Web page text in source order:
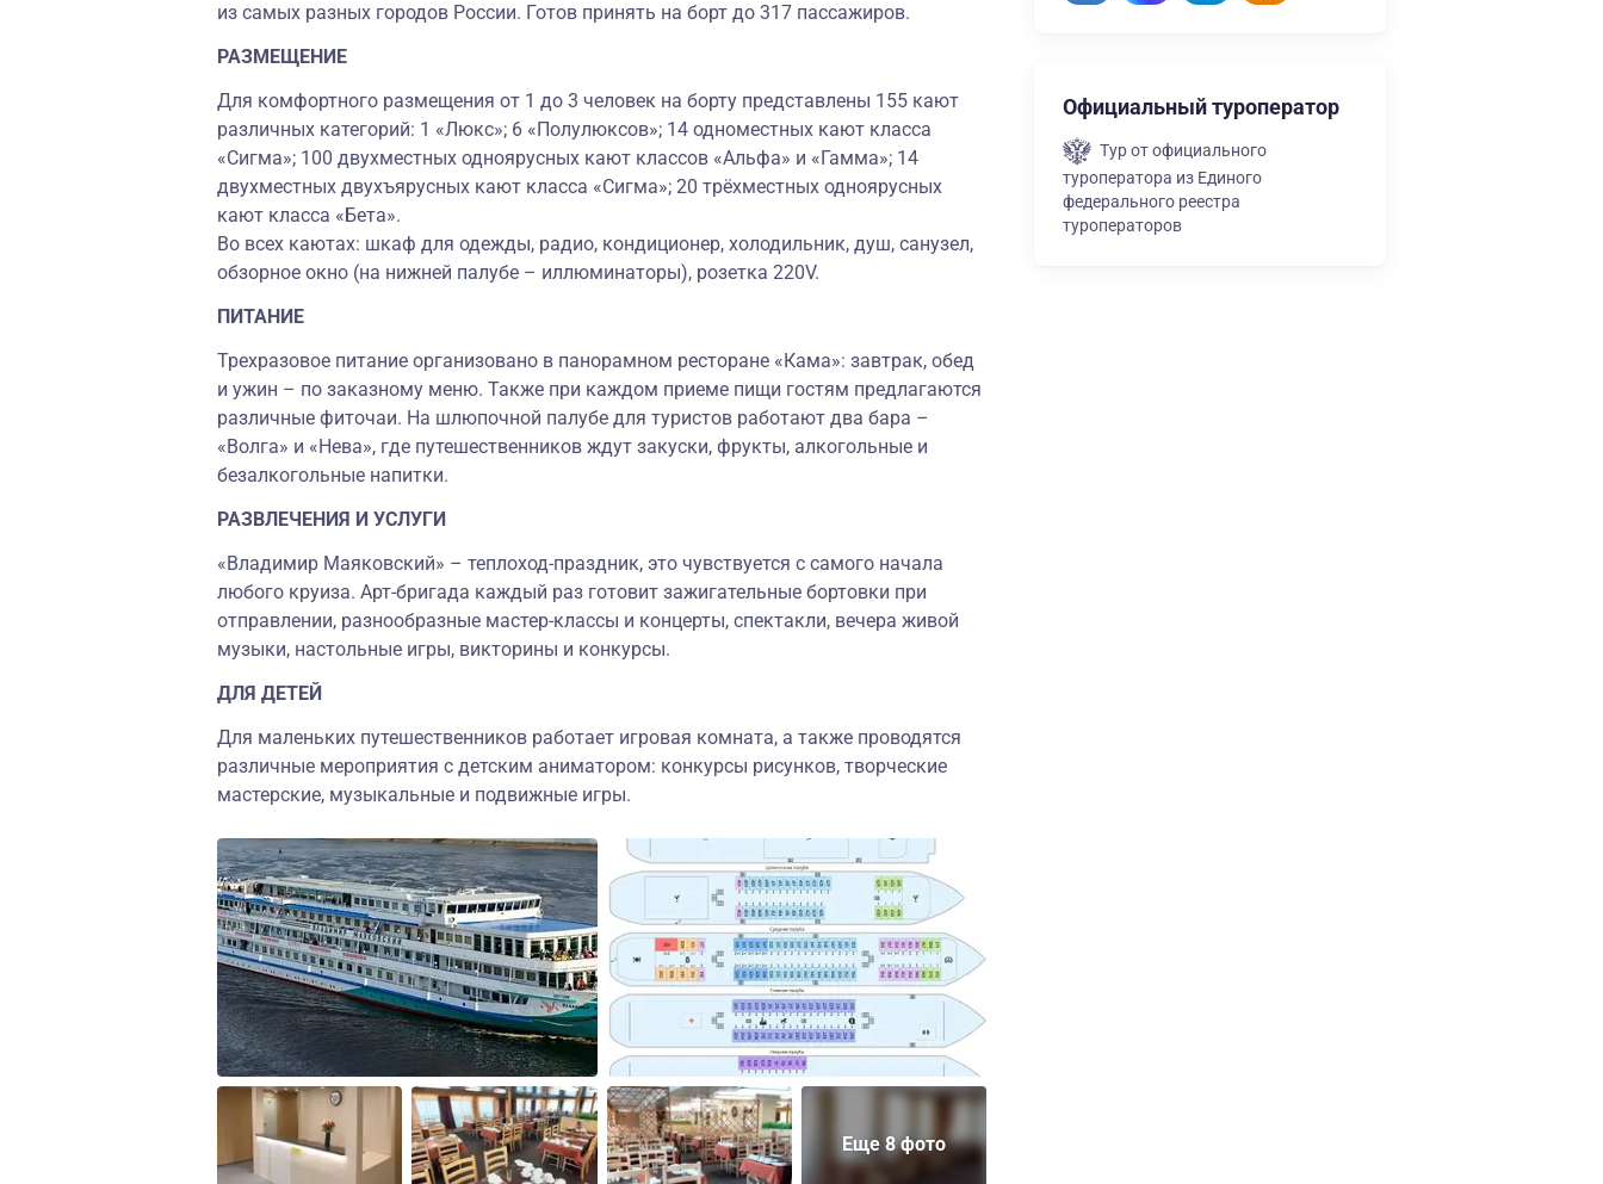
из самых разных городов России. Готов принять на борт до 317 пассажиров.
РАЗМЕЩЕНИЕ
Для комфортного размещения от 1 до 3 человек на борту представлены 155 кают
различных категорий: 1 «Люкс»; 6 «Полулюксов»; 14 одноместных кают класса
«Сигма»; 100 двухместных одноярусных кают классов «Альфа» и «Гамма»; 14
двухместных двухъярусных кают класса «Сигма»; 20 трёхместных одноярусных
кают класса «Бета».
Во всех каютах: шкаф для одежды, радио, кондиционер, холодильник, душ, санузел,
обзорное окно (на нижней палубе – иллюминаторы), розетка 220V.
ПИТАНИЕ
Трехразовое питание организовано в панорамном ресторане «Кама»: завтрак, обед
и ужин – по заказному меню. Также при каждом приеме пищи гостям предлагаются
различные фиточаи. На шлюпочной палубе для туристов работают два бара –
«Волга» и «Нева», где путешественников ждут закуски, фрукты, алкогольные и
безалкогольные напитки.
РАЗВЛЕЧЕНИЯ И УСЛУГИ
«Владимир Маяковский» – теплоход-праздник, это чувствуется с самого начала
любого круиза. Арт-бригада каждый раз готовит зажигательные бортовки при
отправлении, разнообразные мастер-классы и концерты, спектакли, вечера живой
музыки, настольные игры, викторины и конкурсы.
ДЛЯ ДЕТЕЙ
Для маленьких путешественников работает игровая комната, а также проводятся
различные мероприятия с детским аниматором: конкурсы рисунков, творческие
мастерские, музыкальные и подвижные игры.
Еще 8 фото
Официальный туроператор
Тур от официального
туроператора из Единого
федерального реестра
туроператоров